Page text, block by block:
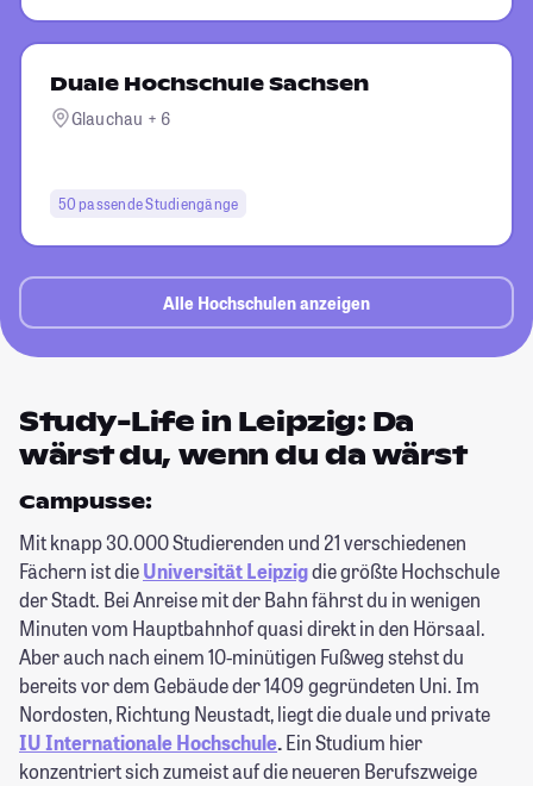
Duale Hochschule Sachsen
Glauchau + 6
50 passende Studiengänge
Alle Hochschulen anzeigen
Study-Life in Leipzig: Da
wärst du, wenn du da wärst
Campusse:
Mit knapp 30.000 Studierenden und 21 verschiedenen
Fächern ist dieUniversität Leipzigdie größte Hochschule
der Stadt. Bei Anreise mit der Bahn fährst du in wenigen
Minuten vom Hauptbahnhof quasi direkt in den Hörsaal.
Aber auch nach einem 10-minütigen Fußweg stehst du
bereits vor dem Gebäude der 1409 gegründeten Uni. Im
Nordosten, Richtung Neustadt, liegt die duale und private
IU Internationale Hochschule.Ein Studium hier
konzentriert sich zumeist auf die neueren Berufszweige